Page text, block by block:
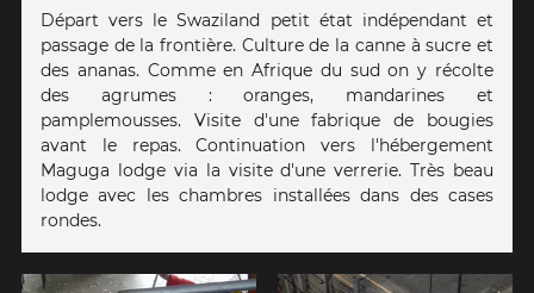
Départ vers le Swaziland petit état indépendant et
passage de la frontière. Culture de la canne à sucre et
des ananas. Comme en Afrique du sud on y récolte
des agrumes : oranges, mandarines et
pamplemousses. Visite d'une fabrique de bougies
avant le repas. Continuation vers l'hébergement
Maguga lodge via la visite d'une verrerie. Très beau
lodge avec les chambres installées dans des cases
rondes.